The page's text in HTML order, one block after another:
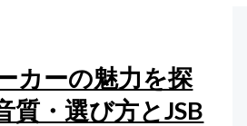
カーの魅力を探
質・選び方とJSB